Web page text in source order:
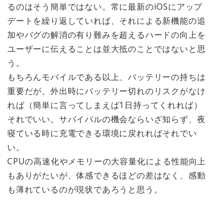
るのはそう簡単ではない。常に最新のiOSにアップ
デートを繰り返していれば、それによる新機能の追
加やバグの解消の有り難みを超えるハードの向上を
ユーザーに伝えることは並大抵のことではないと思
う。
もちろんモバイルである以上、バッテリーの持ちは
重要だが、外出時にバッテリー切れのリスクがなけ
れば（簡単に言ってしまえば1日持ってくれれば）
それでいい。サバイバルの機会ならいざ知らず、夜
寝ている時に充電できる環境に戻れればそれでい
い。
CPUの高速化やメモリーの大容量化による性能向上
もありがたいが、体感できるほどの差はなく、感動
も薄れているのが現状であろうと思う。